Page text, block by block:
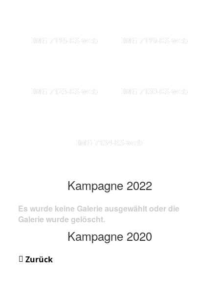
IMG 7116-KS-web IMG 7119-KS-web
IMG 7123-KS-web IMG 7130-KS-web
IMG 7134-KS-web
Kampagne 2022
Es wurde keine Galerie ausgewählt oder die
Galerie wurde gelöscht.
Kampagne 2020
Zurück